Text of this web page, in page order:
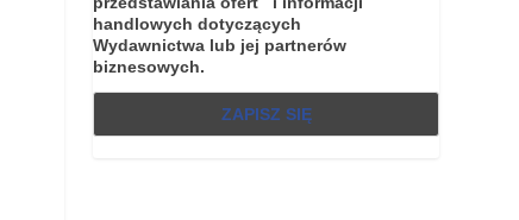
handlowych dotyczących
Wydawnictwa lub jej partnerów
biznesowych.